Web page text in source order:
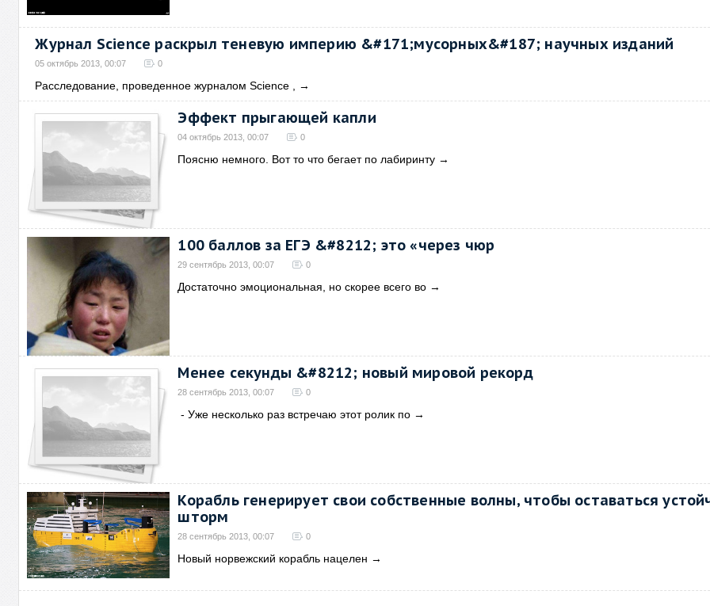
Журнал Science раскрыл теневую империю &#171;мусорных&#187; научных изданий
05 октябрь 2013, 00:07 0
Расследование, проведенное журналом Science , →
Эффект прыгающей капли
04 октябрь 2013, 00:07 0
Поясню немного. Вот то что бегает по лабиринту →
100 баллов за ЕГЭ &#8212; это «через чюр
29 сентябрь 2013, 00:07 0
Достаточно эмоциональная, но скорее всего во →
Менее секунды &#8212; новый мировой рекорд
28 сентябрь 2013, 00:07 0
- Уже несколько раз встречаю этот ролик по →
Корабль генерирует свои собственные волны, чтобы оставаться
шторм
28 сентябрь 2013, 00:07 0
Новый норвежский корабль нацелен →